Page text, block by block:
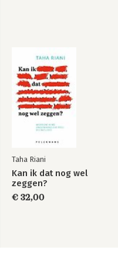
Taha Riani
Kan ik dat nog wel
zeggen?
€ 32,00